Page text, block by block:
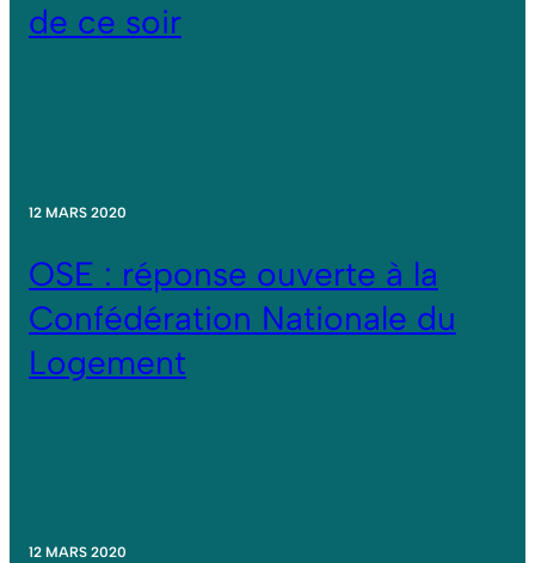
de ce soir
12 MARS 2020
OSE : réponse ouverte à la
Confédération Nationale du
Logement
12 MARS 2020